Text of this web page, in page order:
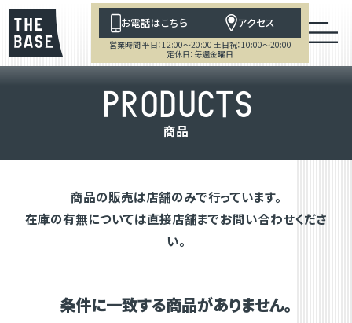
お電話はこちら アクセス
営業時間 平日：12:00～20:00 土日祝：10:00～20:00
定休日：毎週金曜日
PRODUCTS
商品
商品の販売は店舗のみで行っています。
在庫の有無については直接店舗までお問い合わせくださ
い。
条件に一致する商品がありません。